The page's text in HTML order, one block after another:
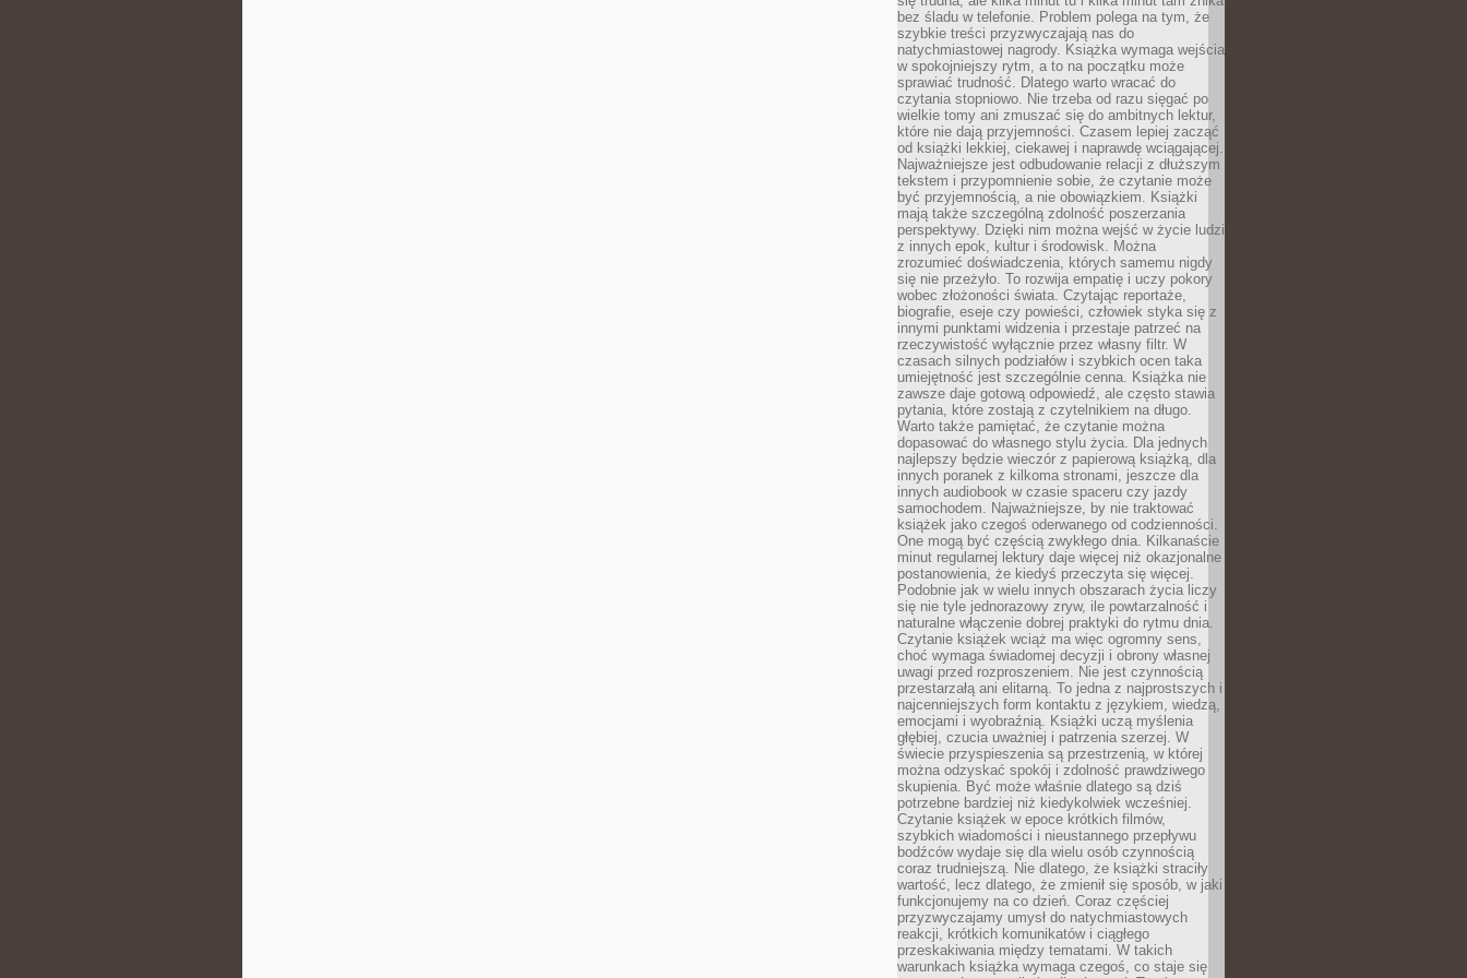
bez śladu w telefonie. Problem polega na tym, że
szybkie treści przyzwyczajają nas do
natychmiastowej nagrody. Książka wymaga wejścia
w spokojniejszy rytm, a to na początku może
sprawiać trudność. Dlatego warto wracać do
czytania stopniowo. Nie trzeba od razu sięgać po
wielkie tomy ani zmuszać się do ambitnych lektur,
które nie dają przyjemności. Czasem lepiej zacząć
od książki lekkiej, ciekawej i naprawdę wciągającej.
Najważniejsze jest odbudowanie relacji z dłuższym
tekstem i przypomnienie sobie, że czytanie może
być przyjemnością, a nie obowiązkiem. Książki
mają także szczególną zdolność poszerzania
perspektywy. Dzięki nim można wejść w życie ludzi
z innych epok, kultur i środowisk. Można
zrozumieć doświadczenia, których samemu nigdy
się nie przeżyło. To rozwija empatię i uczy pokory
wobec złożoności świata. Czytając reportaże,
biografie, eseje czy powieści, człowiek styka się z
innymi punktami widzenia i przestaje patrzeć na
rzeczywistość wyłącznie przez własny filtr. W
czasach silnych podziałów i szybkich ocen taka
umiejętność jest szczególnie cenna. Książka nie
zawsze daje gotową odpowiedź, ale często stawia
pytania, które zostają z czytelnikiem na długo.
Warto także pamiętać, że czytanie można
dopasować do własnego stylu życia. Dla jednych
najlepszy będzie wieczór z papierową książką, dla
innych poranek z kilkoma stronami, jeszcze dla
innych audiobook w czasie spaceru czy jazdy
samochodem. Najważniejsze, by nie traktować
książek jako czegoś oderwanego od codzienności.
One mogą być częścią zwykłego dnia. Kilkanaście
minut regularnej lektury daje więcej niż okazjonalne
postanowienia, że kiedyś przeczyta się więcej.
Podobnie jak w wielu innych obszarach życia liczy
się nie tyle jednorazowy zryw, ile powtarzalność i
naturalne włączenie dobrej praktyki do rytmu dnia.
Czytanie książek wciąż ma więc ogromny sens,
choć wymaga świadomej decyzji i obrony własnej
uwagi przed rozproszeniem. Nie jest czynnością
przestarzałą ani elitarną. To jedna z najprostszych i
najcenniejszych form kontaktu z językiem, wiedzą,
emocjami i wyobraźnią. Książki uczą myślenia
głębiej, czucia uważniej i patrzenia szerzej. W
świecie przyspieszenia są przestrzenią, w której
można odzyskać spokój i zdolność prawdziwego
skupienia. Być może właśnie dlatego są dziś
potrzebne bardziej niż kiedykolwiek wcześniej.
Czytanie książek w epoce krótkich filmów,
szybkich wiadomości i nieustannego przepływu
bodźców wydaje się dla wielu osób czynnością
coraz trudniejszą. Nie dlatego, że książki straciły
wartość, lecz dlatego, że zmienił się sposób, w jaki
funkcjonujemy na co dzień. Coraz częściej
przyzwyczajamy umysł do natychmiastowych
reakcji, krótkich komunikatów i ciągłego
przeskakiwania między tematami. W takich
warunkach książka wymaga czegoś, co staje się